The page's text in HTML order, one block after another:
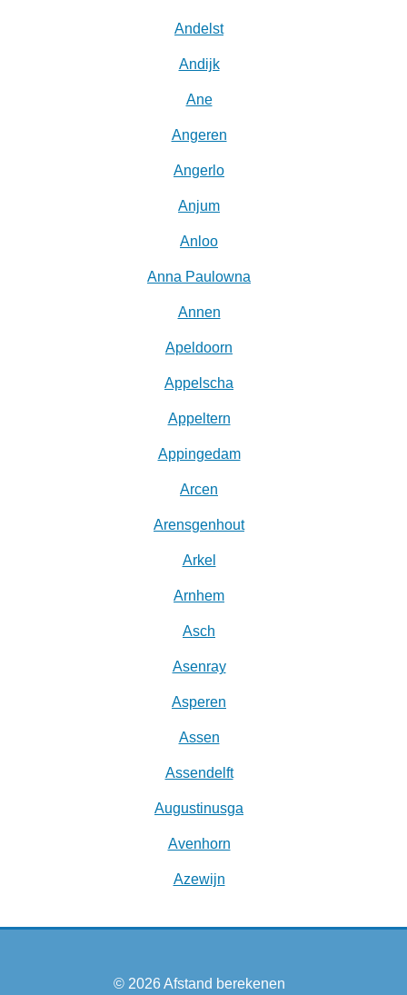
Andelst
Andijk
Ane
Angeren
Angerlo
Anjum
Anloo
Anna Paulowna
Annen
Apeldoorn
Appelscha
Appeltern
Appingedam
Arcen
Arensgenhout
Arkel
Arnhem
Asch
Asenray
Asperen
Assen
Assendelft
Augustinusga
Avenhorn
Azewijn
© 2026Afstand berekenen